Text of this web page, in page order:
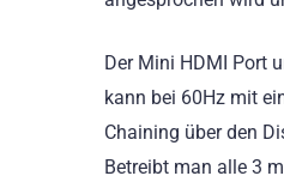
Der Mini HDMI Port
kann bei 60Hz mit
Chaining über den
Betreibt man alle 3